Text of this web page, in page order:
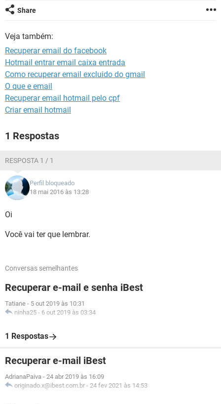
GUIA DE COMPRAS
Share
Veja também:
Recuperar email do facebook
Hotmail entrar email caixa entrada
Como recuperar email excluido do gmail
O que e email
Recuperar email hotmail pelo cpf
Criar email hotmail
1 Respostas
RESPOSTA 1 / 1
Perfil bloqueado
18 mai 2016 às 13:28
Oi
Você vai ter que lembrar.
Conversas semelhantes
Recuperar e-mail e senha iBest
Tatiane - 5 out 2019 às 10:31
ninha25 - 6 out 2019 às 03:34
1 Respostas
Recuperar e-mail iBest
AdrianaPaiva - 24 abr 2019 às 16:09
originado.x@ibest.com.br - 24 fev 2021 às 14:53